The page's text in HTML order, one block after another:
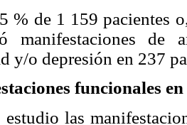
% de 1 159 pacientes
manifestaciones de
y/o depresión en 237
funcionales
estudio las